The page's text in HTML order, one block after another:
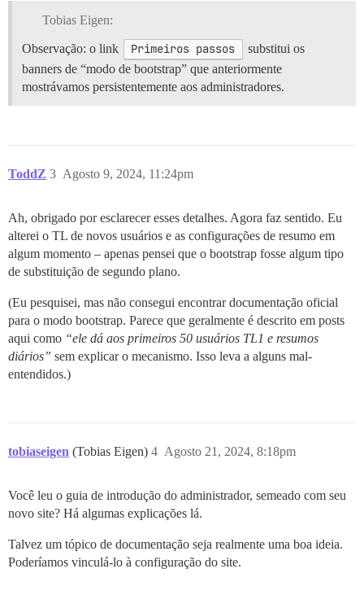
Tobias Eigen:
Observação: o link Primeiros passos
substitui os
banners de “modo de bootstrap” que anteriormente
mostrávamos persistentemente aos administradores.
ToddZ Agosto 9, 2024, 11:24pm
3
Ah, obrigado por esclarecer esses detalhes. Agora faz sentido. Eu
alterei o TL de novos usuários e as configurações de resumo em
algum momento – apenas pensei que o bootstrap fosse algum tipo
de substituição de segundo plano.
(Eu pesquisei, mas não consegui encontrar documentação oficial
para o modo bootstrap. Parece que geralmente é descrito em posts
aqui como “ele dá aos primeiros 50 usuários TL1 e resumos
diários” sem explicar o mecanismo. Isso leva a alguns mal-
entendidos.)
tobiaseigen (Tobias Eigen) Agosto 21, 2024, 8:18pm
4
Você leu o guia de introdução do administrador, semeado com seu
novo site? Há algumas explicações lá.
Talvez um tópico de documentação seja realmente uma boa ideia.
Poderíamos vinculá-lo à configuração do site.